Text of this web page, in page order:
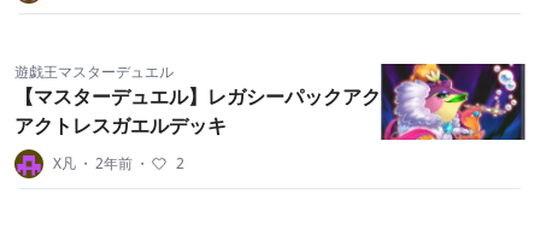
遊戯王マスターデュエル
【マスターデュエル】レガシーパックアク
アクトレスガエルデッキ
X凡 ・ 2年前 ・ 2